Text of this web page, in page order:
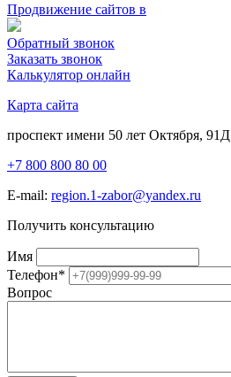
Продвижение сайтов в
Обратный звонок
Заказать звонок
Калькулятор онлайн
Карта сайта
проспект имени 50 лет Октября, 91Д
+7 800 800 80 00
E-mail: region.1-zabor@yandex.ru
Получить консультацию
Имя
Телефон*
Вопрос